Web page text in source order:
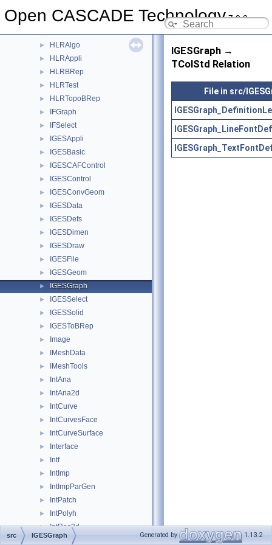
Open CASCADE Technology7.9.0
HeaderSection
► HLRAlgo
► HLRAppli
► HLRBRep
► HLRTest
► HLRTopoBRep
► IFGraph
► IFSelect
► IGESAppli
► IGESBasic
► IGESCAFControl
► IGESControl
► IGESConvGeom
► IGESData
► IGESDefs
► IGESDimen
► IGESDraw
► IGESFile
► IGESGeom
► IGESGraph
► IGESSelect
► IGESSolid
► IGESToBRep
► Image
► IMeshData
► IMeshTools
► IntAna
► IntAna2d
► IntCurve
► IntCurvesFace
► IntCurveSurface
► Interface
► Intf
► IntImp
► IntImpParGen
► IntPatch
► IntPolyh
► IntRes2d
► Intrv
IGESGraph →
TColStd Relation
File in src/
src IGESGraph Generated by 1.13.2